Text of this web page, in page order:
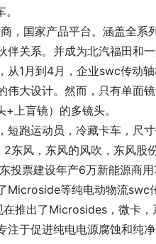
，国家产品平台。涵盖全
关系。并成为北汽福田和
1月到4月，企业swc传动轴
伟大设计。然而，只有单面
上盲镜）的多镜头。
短跑运动员，冷藏卡车，尺
东风，东风的风吹，东风股
投票建设年产6万新能源商
Microside等纯电动物流swc
推出了Microsides，微卡
注于促进纯电电源腐蚀和纯净